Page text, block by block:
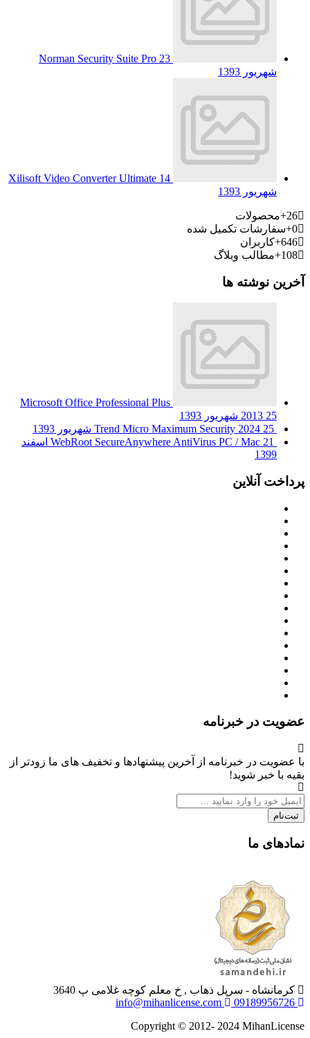
Norman Security Suite Pro 23
شهریور 1393
Xilisoft Video Converter Ultimate 14
شهریور 1393
26+
محصولات
0+ سفارشات تکمیل شده
646+ کاربران
108+
مطالب وبلاگ
آخرین نوشته ها
Microsoft Office Professional Plus
2013 25 شهریور 1393
Trend Micro Maximum Security 2024 25 شهریور 1393
WebRoot SecureAnywhere AntiVirus PC / Mac 21 اسفند
1399
پرداخت آنلاین
عضویت در خبرنامه
با عضویت در خبرنامه از آخرین پیشنهادها و تخفیف های ما زودتر از
بقیه با خبر شوید!
ثبت‌نام
نمادهای ما
کرمانشاه - سرپل ذهاب , خ معلم کوچه غلامی پ 3640
09189956726
info@mihanlicense.com
Copyright © 2012- 2024 MihanLicense